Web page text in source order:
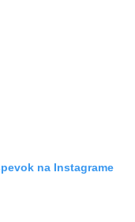
na Instagrame